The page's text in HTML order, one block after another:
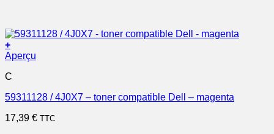
+
Aperçu
C
59311128 / 4J0X7 – toner compatible Dell – magenta
17,39 € TTC